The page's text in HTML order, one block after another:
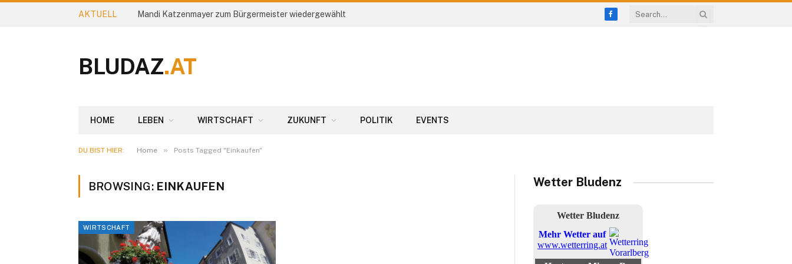
AKTUELL Mandi Katzenmayer zum Bürgermeister wiedergewählt
Facebook
BLUDAZ.AT
HOME LEBEN WIRTSCHAFT ZUKUNFT POLITIK EVENTS
DU BIST HIER: Home » Posts Tagged "Einkaufen"
BROWSING: EINKAUFEN
WIRTSCHAFT
Wetter Bludenz